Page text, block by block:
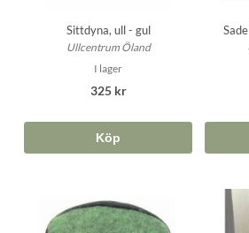
Sittdyna, ull - gul
Ullcentrum Öland
I lager
325 kr
Köp